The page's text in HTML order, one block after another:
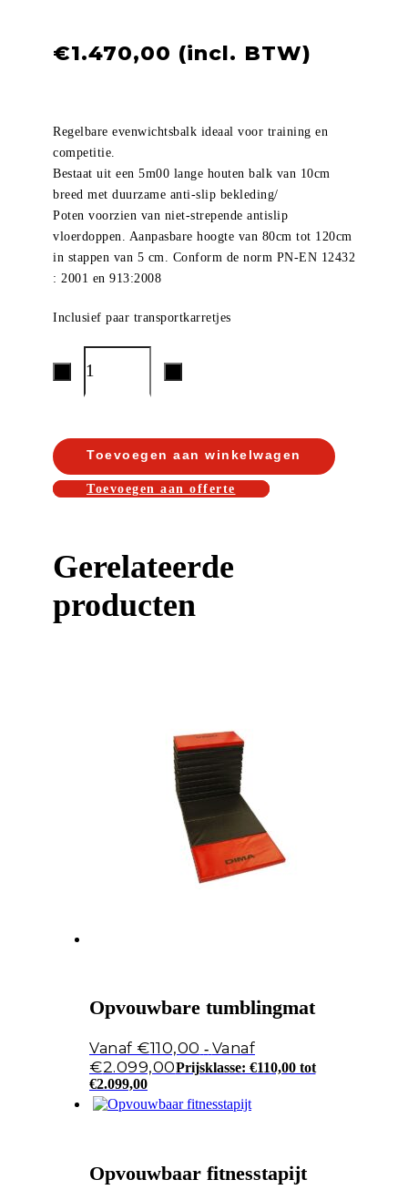
€1.470,00
Regelbare evenwichtsbalk ideaal voor training en
competitie.
Bestaat uit een 5m00 lange houten balk van 10cm
breed met duurzame anti-slip bekleding/
Poten voorzien van niet-strepende antislip
vloerdoppen. Aanpasbare hoogte van 80cm tot 120cm
in stappen van 5 cm. Conform de norm PN-EN 12432
: 2001 en 913:2008
Inclusief paar transportkarretjes
Toevoegen aan winkelwagen
Toevoegen aan offerte
Gerelateerde
producten
Opvouwbare tumblingmat
€110,00 -
€2.099,00Prijsklasse: €110,00 tot
€2.099,00
Opvouwbaar fitnesstapijt